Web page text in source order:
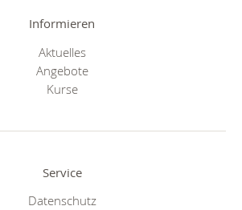
Informieren
Aktuelles
Angebote
Kurse
Service
Datenschutz